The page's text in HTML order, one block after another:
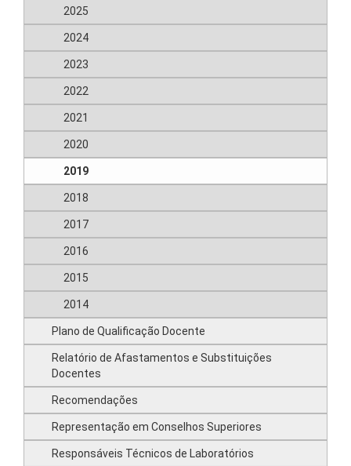
2025
2024
2023
2022
2021
2020
2019
2018
2017
2016
2015
2014
Plano de Qualificação Docente
Relatório de Afastamentos e Substituições
Docentes
Recomendações
Representação em Conselhos Superiores
Responsáveis Técnicos de Laboratórios